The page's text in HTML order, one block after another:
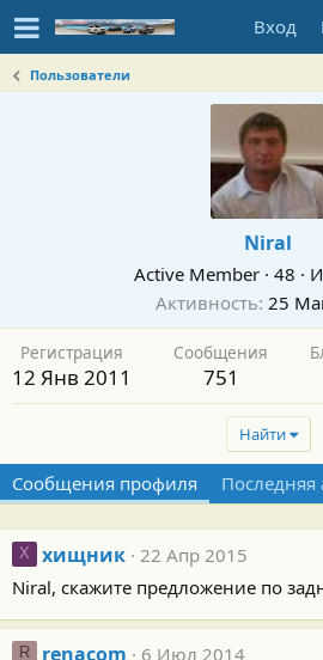
Вход
Пользователи
Niral
Active Member · 48 ·
Активность 25
Регистрация
12 Янв 2011
Сообщения
751
Найти
Сообщения профиля Последняя
Х хищник 22 Апр 2015
Niral, скажите предложение по
R renacom
6 Июл 2014